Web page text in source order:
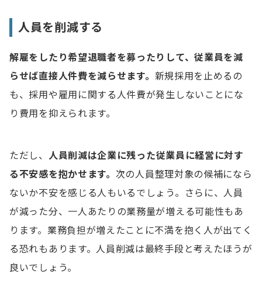
人員を削減する
解雇をしたり希望退職者を募ったりして、従業員を減
らせば直接人件費を減らせます。 新規採用を止めるの
も、採用や雇用に関する人件費が発生しないことにな
り費用を抑えられます。
ただし、 人員削減は企業に残った従業員に経営に対す
る不安感を抱かせます。 次の人員整理対象の候補になら
ないか不安を感じる人もいるでしょう。さらに、人員
が減った分、一人あたりの業務量が増える可能性もあ
ります。業務負担が増えたことに不満を抱く人が出てく
る恐れもあります。人員削減は最終手段と考えたほうが
良いでしょう。